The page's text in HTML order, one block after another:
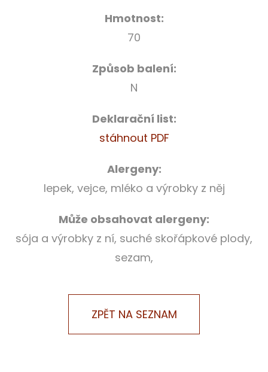
Hmotnost:
70
Způsob balení:
N
Deklarační list:
stáhnout PDF
Alergeny:
lepek, vejce, mléko a výrobky z něj
Může obsahovat alergeny:
sója a výrobky z ní, suché skořápkové plody,
sezam,